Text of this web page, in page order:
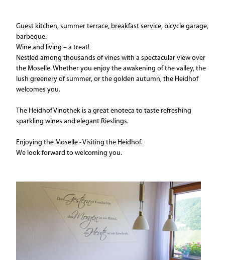
Guest kitchen, summer terrace, breakfast service, bicycle garage,
barbeque.
Wine and living – a treat!
Nestled among thousands of vines with a spectacular view over
the Moselle. Whether you enjoy the awakening of the valley, the
lush greenery of summer, or the golden autumn, the Heidhof
welcomes you.
The Heidhof Vinothek is a great enoteca to taste refreshing
sparkling wines and elegant Rieslings.
Enjoying the Moselle - Visiting the Heidhof.
We look forward to welcoming you.